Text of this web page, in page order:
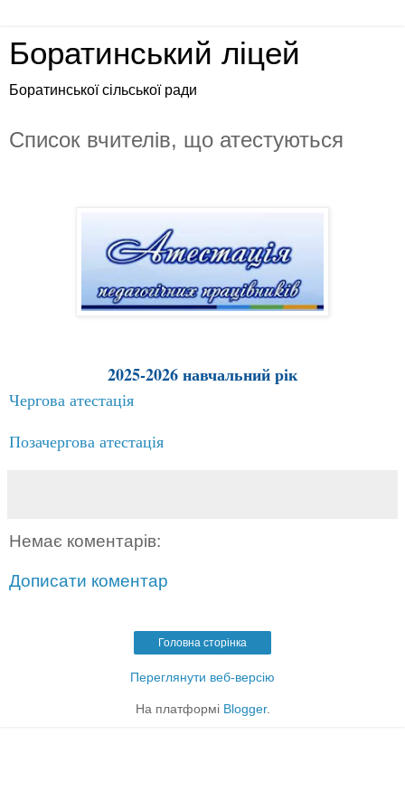
Боратинський ліцей
Боратинської сільської ради
Список вчителів, що атестуються
2025-2026 навчальний рік
Чергова атестація
Позачергова атестація
Немає коментарів:
Дописати коментар
Головна сторінка
Переглянути веб-версію
На платформі Blogger.